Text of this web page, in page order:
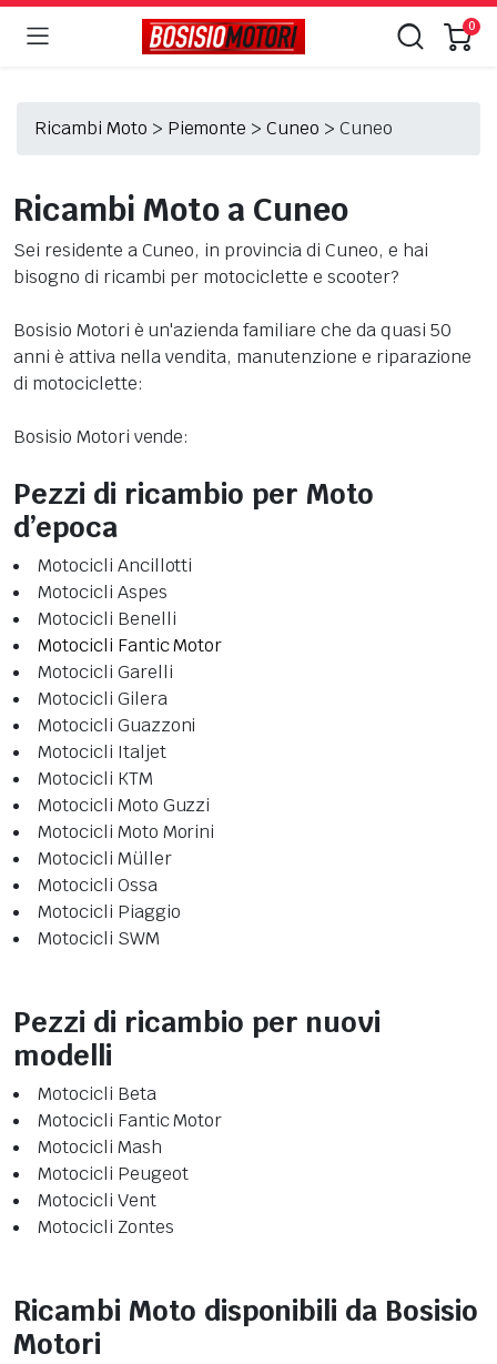
0
Ricambi Moto > Piemonte >Cuneo >Cuneo
Ricambi Moto a Cuneo
Sei residente a Cuneo, in provincia di Cuneo, e hai
bisogno di ricambi per motociclette e scooter?
Bosisio Motori è un'azienda familiare che da quasi 50
anni è attiva nella vendita, manutenzione e riparazione
di motociclette:
Bosisio Motori vende:
Pezzi di ricambio per Moto
d’epoca
Motocicli Ancillotti
Motocicli Aspes
Motocicli Benelli
Motocicli Fantic Motor
Motocicli Garelli
Motocicli Gilera
Motocicli Guazzoni
Motocicli Italjet
Motocicli KTM
Motocicli Moto Guzzi
Motocicli Moto Morini
Motocicli Müller
Motocicli Ossa
Motocicli Piaggio
Motocicli SWM
Pezzi di ricambio per nuovi
modelli
Motocicli Beta
Motocicli Fantic Motor
Motocicli Mash
Motocicli Peugeot
Motocicli Vent
Motocicli Zontes
Ricambi Moto disponibili da Bosisio
Motori